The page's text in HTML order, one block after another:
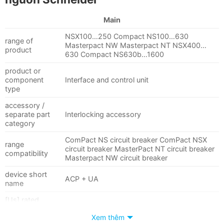
Main
range of
product
NSX100…250 Compact NS100…630
Masterpact NW Masterpact NT NSX400…
630 Compact NS630b…1600
product or
component
type
Interface and control unit
accessory /
separate part
category
Interlocking accessory
range
compatibility
ComPact NS circuit breaker ComPact NSX
circuit breaker MasterPact NT circuit breaker
Masterpact NW circuit breaker
device short
name
ACP + UA
[Us] rated
Xem thêm